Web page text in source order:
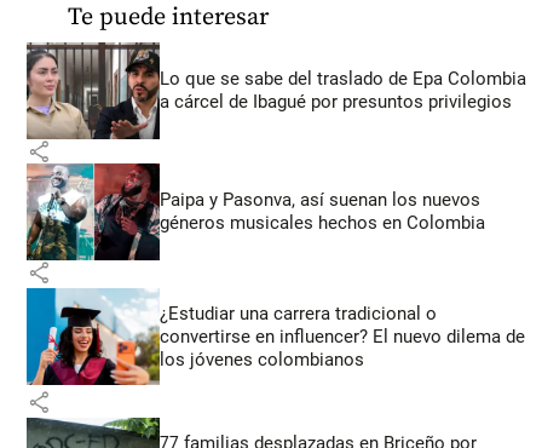
Te puede interesar
Lo que se sabe del traslado de Epa Colombia
a cárcel de Ibagué por presuntos privilegios
share
Paipa y Pasonva, así suenan los nuevos
géneros musicales hechos en Colombia
share
¿Estudiar una carrera tradicional o
convertirse en influencer? El nuevo dilema de
los jóvenes colombianos
share
77 familias desplazadas en Briceño por